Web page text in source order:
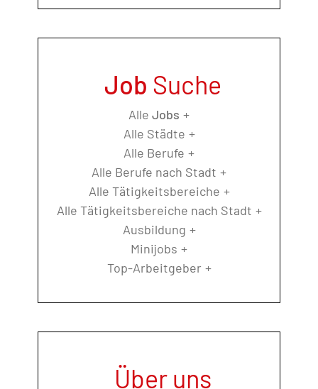
Job Suche
Alle Jobs
Alle Städte
Alle Berufe
Alle Berufe nach Stadt
Alle Tätigkeitsbereiche
Alle Tätigkeitsbereiche nach Stadt
Ausbildung
Minijobs
Top-Arbeitgeber
Über uns